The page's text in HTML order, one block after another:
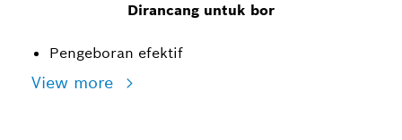
Dirancang untuk bor
Pengeboran efektif
View more